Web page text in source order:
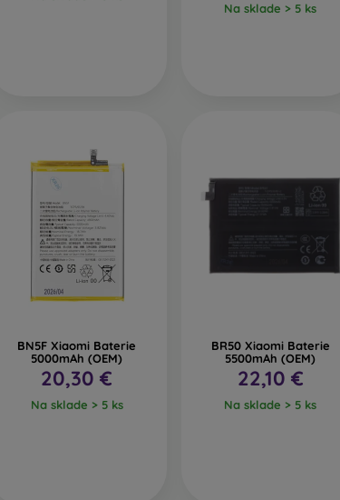
Na sklade > 5 ks
BN5F Xiaomi Baterie
5000mAh (OEM)
20,30 €
Na sklade > 5 ks
BR50 Xiaomi Baterie
5500mAh (OEM)
22,10 €
Na sklade > 5 ks